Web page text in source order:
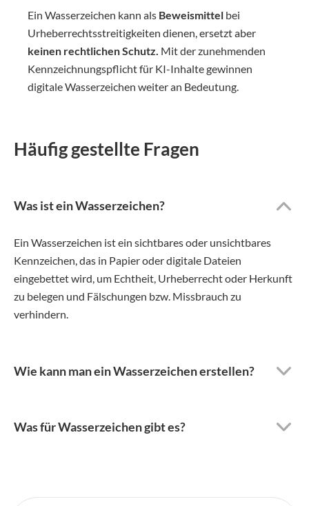
Ein Wasserzeichen kann als Beweismittel bei
Urheberrechtsstreitigkeiten dienen, ersetzt aber
keinen rechtlichen Schutz. Mit der zunehmenden
Kennzeichnungspflicht für KI-Inhalte gewinnen
digitale Wasserzeichen weiter an Bedeutung.
Häufig gestellte Fragen
Was ist ein Wasserzeichen?
Ein Wasserzeichen ist ein sichtbares oder unsichtbares
Kennzeichen, das in Papier oder digitale Dateien
eingebettet wird, um Echtheit, Urheberrecht oder Herkunft
zu belegen und Fälschungen bzw. Missbrauch zu
verhindern.
Wie kann man ein Wasserzeichen erstellen?
Was für Wasserzeichen gibt es?